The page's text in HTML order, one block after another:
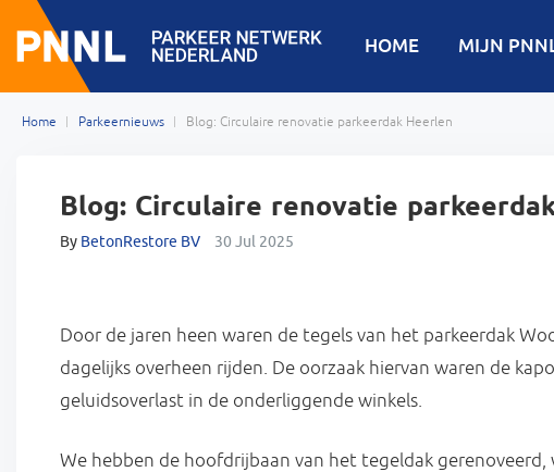
HOME MIJN
Home Parkeernieuws Blog: Circulaire renovatie parkeerdak Heerlen
Blog: Circulaire renovatie
By BetonRestore BV 30 Jul 2025
Door de jaren heen waren de tegels van het parkeerdak
dagelijks overheen rijden. De oorzaak hiervan waren de
geluidsoverlast in de onderliggende winkels.
We hebben de hoofdrijbaan van het tegeldak